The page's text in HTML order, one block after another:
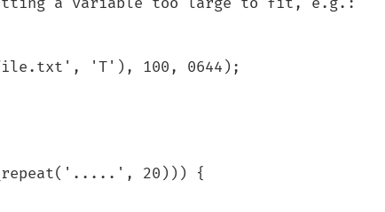
20))) {